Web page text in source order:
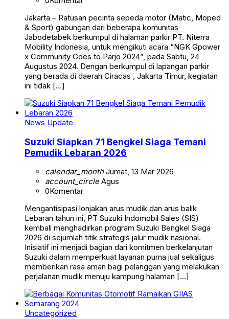
Jakarta – Ratusan pecinta sepeda motor (Matic, Moped
& Sport) gabungan dari beberapa komunitas
Jabodetabek berkumpul di halaman parkir PT. Niterra
Mobility Indonesia, untuk mengikuti acara “NGK Gpower
x Community Goes to Parjo 2024”, pada Sabtu, 24
Augustus 2024. Dengan berkumpul di lapangan parkir
yang berada di daerah Ciracas , Jakarta Timur, kegiatan
ini tidak […]
News Update
Suzuki Siapkan 71 Bengkel Siaga Temani
Pemudik Lebaran 2026
calendar_monthJumat, 13 Mar 2026
account_circleAgus
0Komentar
Mengantisipasi lonjakan arus mudik dan arus balik
Lebaran tahun ini, PT Suzuki Indomobil Sales (SIS)
kembali menghadirkan program Suzuki Bengkel Siaga
2026 di sejumlah titik strategis jalur mudik nasional.
Inisiatif ini menjadi bagian dari komitmen berkelanjutan
Suzuki dalam memperkuat layanan purna jual sekaligus
memberikan rasa aman bagi pelanggan yang melakukan
perjalanan mudik menuju kampung halaman […]
Uncategorized